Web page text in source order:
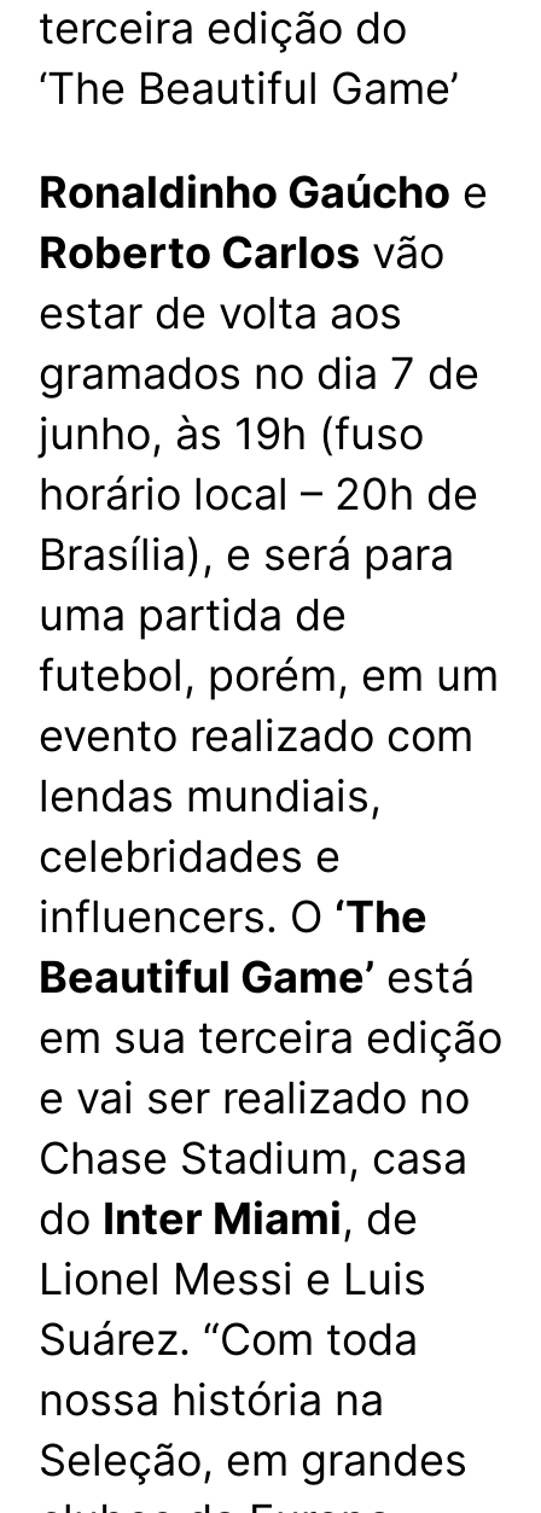
terceira edição do
‘The Beautiful Game’
Ronaldinho Gaúcho e
Roberto Carlos vão
estar de volta aos
gramados no dia 7 de
junho, às 19h (fuso
horário local – 20h de
Brasília), e será para
uma partida de
futebol, porém, em um
evento realizado com
lendas mundiais,
celebridades e
influencers. O ‘The
Beautiful Game’ está
em sua terceira edição
e vai ser realizado no
Chase Stadium, casa
do Inter Miami, de
Lionel Messi e Luis
Suárez. “Com toda
nossa história na
Seleção, em grandes